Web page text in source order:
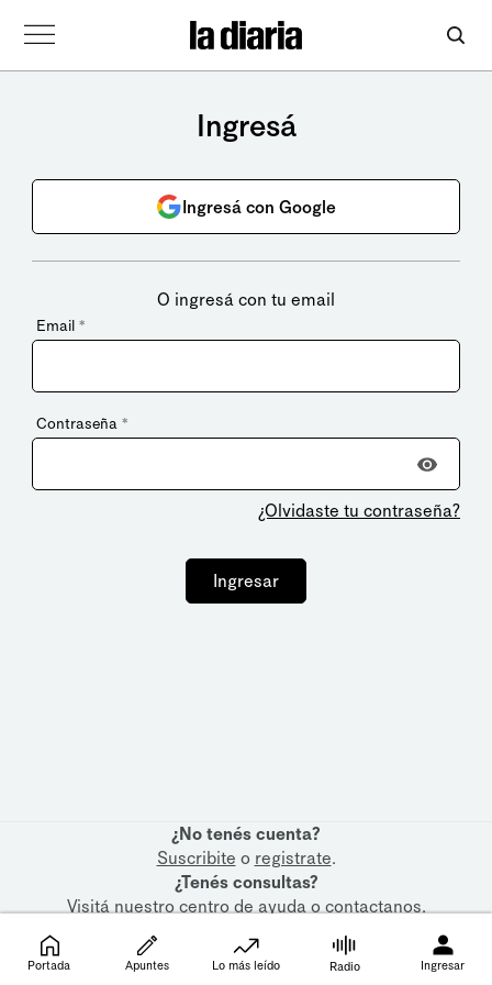
Ingresá
Ingresá con Google
O ingresá con tu email
Email *
Contraseña *
¿Olvidaste tu contraseña?
Ingresar
¿No tenés cuenta?
Suscribite o registrate.
¿Tenés consultas?
Visitá nuestrocentro de ayudaocontactanos.
Portada Apuntes Lo más leído Radio Ingresar